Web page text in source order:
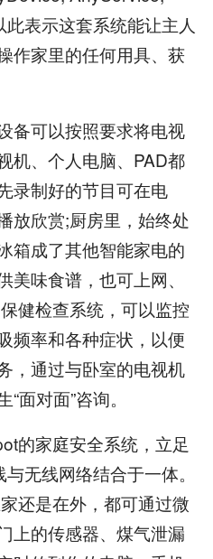
表示这套系统能让主人
作家里的任何用具、获
可以按照要求将电视
机、个人电脑、PAD都
录制好的节目可在电
放欣赏;厨房里，始终处
箱成了其他智能家电的
味食谱，也可上网、
健检查系统，可以监控
频率和各种症状，以便
，通过与卧室的电视机
面对面”咨询。
家庭安全系统，立足
无线网络结合于一体。
还是在外，都可通过微
上的传感器、煤气泄漏